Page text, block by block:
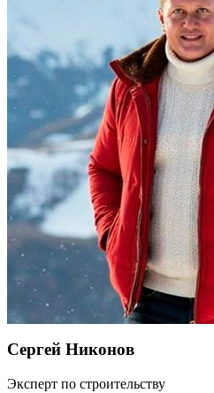
Сергей Никонов
Эксперт по строительству